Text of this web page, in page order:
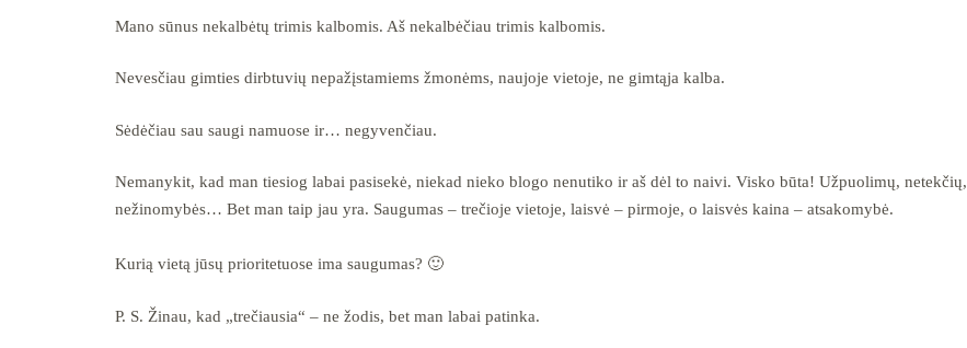
Mano sūnus nekalbėtų trimis kalbomis. Aš nekalbėčiau trimis kalbomis.
Nevesčiau gimties dirbtuvių nepažįstamiems žmonėms, naujoje vietoje, ne gimtąja kalba.
Sėdėčiau sau saugi namuose ir… negyvenčiau.
Nemanykit, kad man tiesiog labai pasisekė, niekad nieko blogo nenutiko ir aš dėl to naivi. Visko būta! Užpuolimų, netekčių,
nežinomybės… Bet man taip jau yra. Saugumas – trečioje vietoje, laisvė – pirmoje, o laisvės kaina – atsakomybė.
Kurią vietą jūsų prioritetuose ima saugumas? 🙂
P. S. Žinau, kad „trečiausia“ – ne žodis, bet man labai patinka.